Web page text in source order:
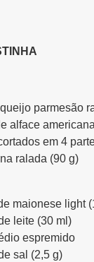
parmesão
alface
em 4
ralada (90 g)
maionese light
leite (30 ml)
espremido
sal (2,5 g)